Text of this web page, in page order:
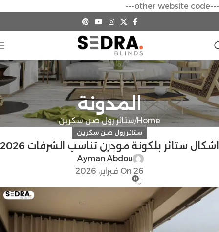
---other website code---
المدونة
Home ستائر رول صن سكرين
ستائر رول صن سكرين
اشكال ستائر بلكونة مودرن تناسب الشرفات 2026
Ayman Abdou
On 26 فبراير، 2026
0